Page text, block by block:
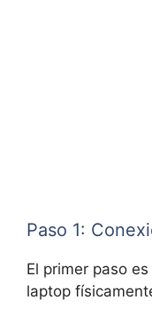
Paso 1:
El primer paso
laptop